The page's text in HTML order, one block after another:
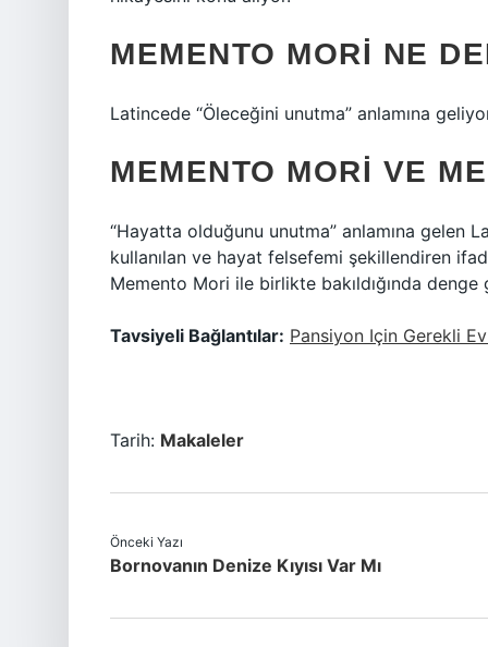
MEMENTO MORI NE
Latincede “Öleceğini unutma” anlamına
MEMENTO MORI VE
“Hayatta olduğunu unutma” anlamına gelen
kullanılan ve hayat felsefemi şekillendiren
Memento Mori ile birlikte bakıldığında denge
Tavsiyeli Bağlantılar: Pansiyon Için Gerekli
Tarih: Makaleler
Önceki Yazı
Bornovanın Denize Kıyısı Var Mı